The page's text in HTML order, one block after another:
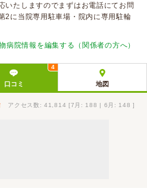
いたしますのでまずはお電話にてお問
2に当院専用駐車場・院内に専用駐輪
病院情報を編集する（関係者の方へ）
口コミ
4
地図
アクセス数: 41,814 [7月: 188 | 6月: 148 ]